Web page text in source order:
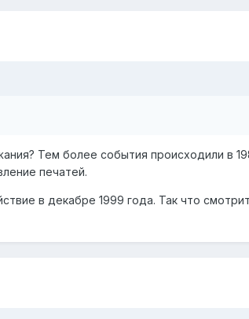
Тем более события происходили в
печатей.
в декабре 1999 года. Так что